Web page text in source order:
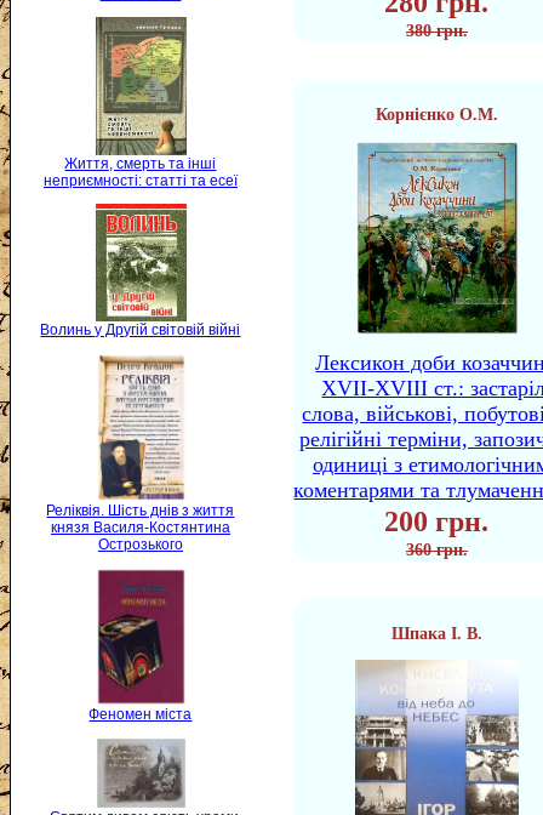
Життя, смерть та інші
неприємності: статті та есеї
Волинь у Другій світовій війні
Реліквія. Шість днів з життя
князя Василя-Костянтина
Острозького
Феномен міста
380 грн.
Корнієнко О.М.
Лексикон доби
XVII-XVIII ст.:
слова, військові,
релігійні терміни,
одиниці з
коментарями та
200 грн.
360 грн.
Шпака І. В.